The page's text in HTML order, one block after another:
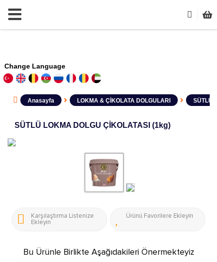
Change Language
Anasayfa LOKMA & ÇİKOLATA DOLGULARI SÜTLÜ
SÜTLÜ LOKMA DOLGU ÇİKOLATASI (1kg)
Karşılaştırma Listenize
Ekleyin
Ürünü Favorilere Ekleyin
Bu Ürünle Birlikte Aşağıdakileri Önermekteyiz